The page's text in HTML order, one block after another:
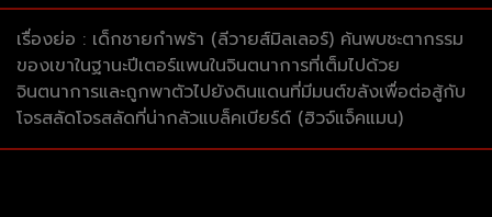
เรื่องย่อ : เด็กชายกำพร้า (ลีวายส์มิลเลอร์) ค้นพบชะตากรรม
ของเขาในฐานะปีเตอร์แพนในจินตนาการที่เต็มไปด้วย
จินตนาการและถูกพาตัวไปยังดินแดนที่มีมนต์ขลังเพื่อต่อสู้กับ
โจรสลัดโจรสลัดที่น่ากลัวแบล็คเบียร์ด์ (ฮิวจ์แจ็คแมน)